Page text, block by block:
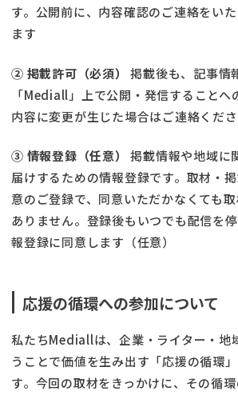
す。公開前に、内容確認のご連絡をい
ます
② 掲載許可（必須）
掲載後も、記事情
「Mediall」上で公開・発信することへ
内容に変更が生じた場合はご連絡くだ
③ 情報登録（任意）
掲載情報や地域に
届けするための情報登録です。取材・
意のご登録で、同意いただかなくても
ありません。登録後もいつでも配信を
報登録に同意します（任意）
応援の循環への参加について
私たちMediallは、企業・ライター・地
うことで価値を生み出す「応援の循環
す。今回の取材をきっかけに、その循